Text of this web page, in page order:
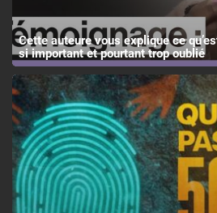
Cette auteure vous explique ce
si important et pourtant trop oublié